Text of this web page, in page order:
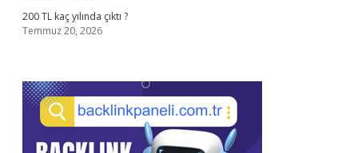
200 TL kaç yılında çıktı ?
Temmuz 20, 2026